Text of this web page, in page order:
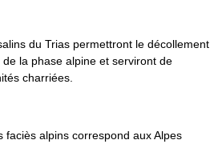
du Trias permettront le décollement
la phase alpine et serviront de
charriées.
faciès alpins correspond aux Alpes